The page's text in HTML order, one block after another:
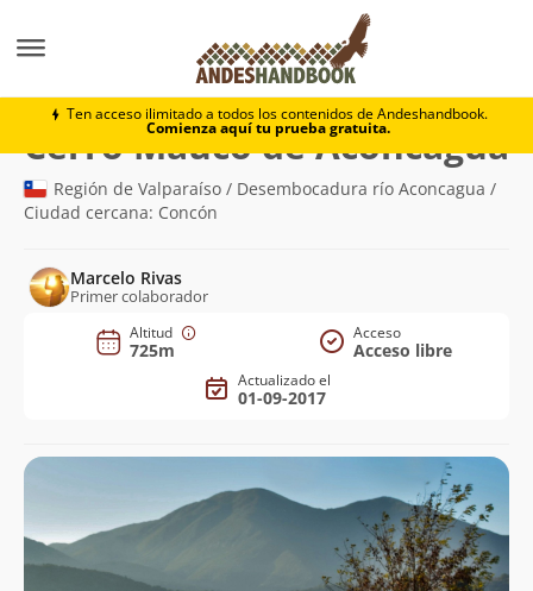
Ten acceso ilimitado a todos los contenidos de Andeshandbook.
Comienza aquí tu prueba gratuita.
Cerro Mauco de Aconcagua
Cerro Mauco de Aconcagua
Región de Valparaíso / Desembocadura río Aconcagua /
Ciudad cercana: Concón
Marcelo Rivas
Primer colaborador
Altitud
725m
Acceso
Acceso libre
Actualizado el
01-09-2017